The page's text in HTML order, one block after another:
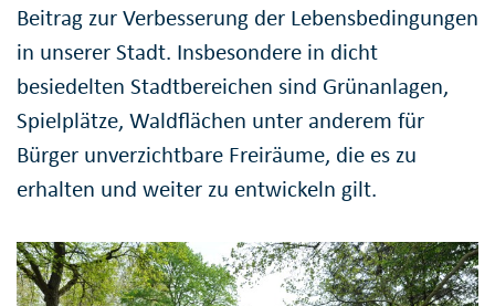
Beitrag zur Verbesserung der Lebensbedingungen
in unserer Stadt. Insbesondere in dicht
besiedelten Stadtbereichen sind Grünanlagen,
Spielplätze, Waldflächen unter anderem für
Bürger unverzichtbare Freiräume, die es zu
erhalten und weiter zu entwickeln gilt.